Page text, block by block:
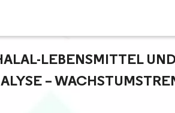
LEBENSMITTEL
–